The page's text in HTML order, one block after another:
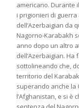
americano. Durante
i prigionieri di
dell’Azerbaigian da
Nagorno-Karabakh
anno dopo un altro
dell’Azerbaigian.
sottolineando che,
territorio del
superando anche la
l’Afghanistan, e si è